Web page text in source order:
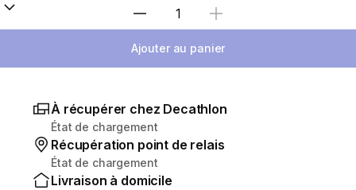
Sélectionnez la quantité
Ajouter au panier
À récupérer chez Decathlon
État de chargement
Récupération point de relais
État de chargement
Livraison à domicile